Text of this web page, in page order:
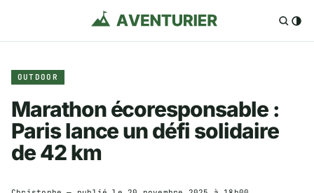
OUTDOOR
Marathon écoresponsable :
Paris lance un défi solidaire
de 42 km